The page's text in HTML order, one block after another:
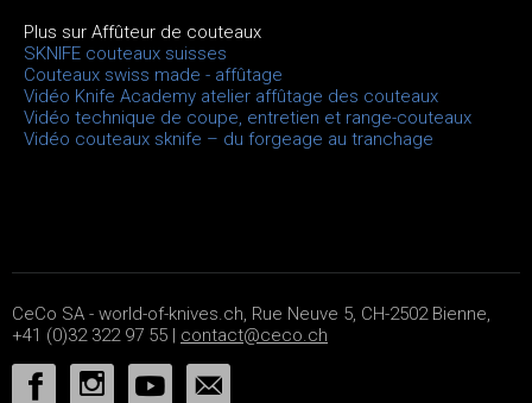
Plus sur Affûteur de couteaux
SKNIFE couteaux suisses
Couteaux swiss made - affûtage
Vidéo Knife Academy atelier affûtage des couteaux
Vidéo technique de coupe, entretien et range-couteaux
Vidéo couteaux sknife – du forgeage au tranchage
CeCo SA - world-of-knives.ch, Rue Neuve 5, CH-2502 Bienne,
+41 (0)32 322 97 55 | contact@ceco.ch